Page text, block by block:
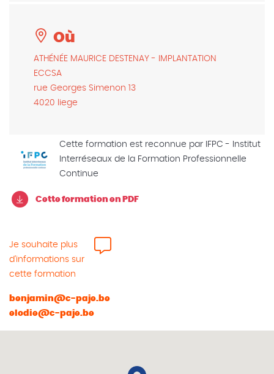
Où
ATHÉNÉE MAURICE DESTENAY - IMPLANTATION
ECCSA
rue Georges Simenon 13
4020 liege
Cette formation est reconnue par IFPC - Institut
Interréseaux de la Formation Professionnelle
Continue
Cette formation en PDF
Je souhaite plus
d'informations sur
cette formation
benjamin@c-paje.be
elodie@c-paje.be